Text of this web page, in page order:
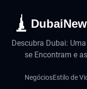
Descubra Dubai:
se Encontram e
NegóciosEstilo de